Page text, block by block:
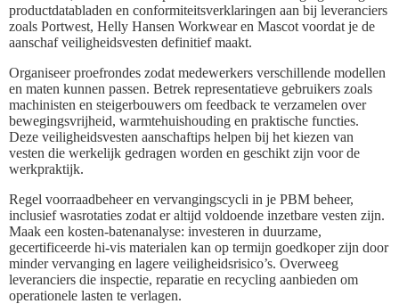
productdatabladen en conformiteitsverklaringen aan bij leveranciers
zoals Portwest, Helly Hansen Workwear en Mascot voordat je de
aanschaf veiligheidsvesten definitief maakt.
Organiseer proefrondes zodat medewerkers verschillende modellen
en maten kunnen passen. Betrek representatieve gebruikers zoals
machinisten en steigerbouwers om feedback te verzamelen over
bewegingsvrijheid, warmtehuishouding en praktische functies.
Deze veiligheidsvesten aanschaftips helpen bij het kiezen van
vesten die werkelijk gedragen worden en geschikt zijn voor de
werkpraktijk.
Regel voorraadbeheer en vervangingscycli in je PBM beheer,
inclusief wasrotaties zodat er altijd voldoende inzetbare vesten zijn.
Maak een kosten‑batenanalyse: investeren in duurzame,
gecertificeerde hi-vis materialen kan op termijn goedkoper zijn door
minder vervanging en lagere veiligheidsrisico’s. Overweeg
leveranciers die inspectie, reparatie en recycling aanbieden om
operationele lasten te verlagen.